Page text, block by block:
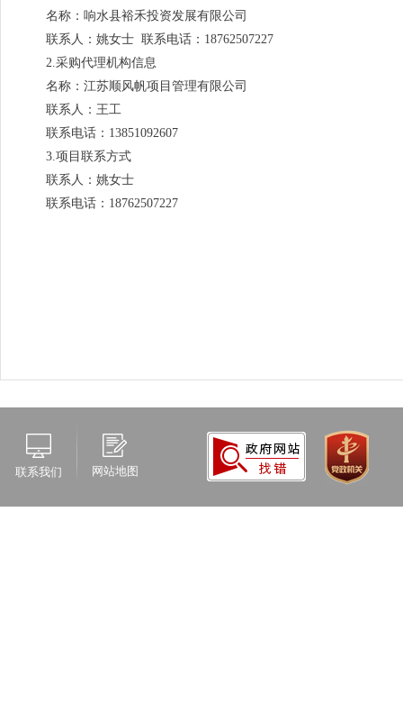
名称：响水县裕禾投资发展有限公司
联系人：姚女士 联系电话：18762507227
2.采购代理机构信息
名称：江苏顺风帆项目管理有限公司
联系人：王工
联系电话：13851092607
3.项目联系方式
联系人：姚女士
联系电话：18762507227
联系我们 网站地图